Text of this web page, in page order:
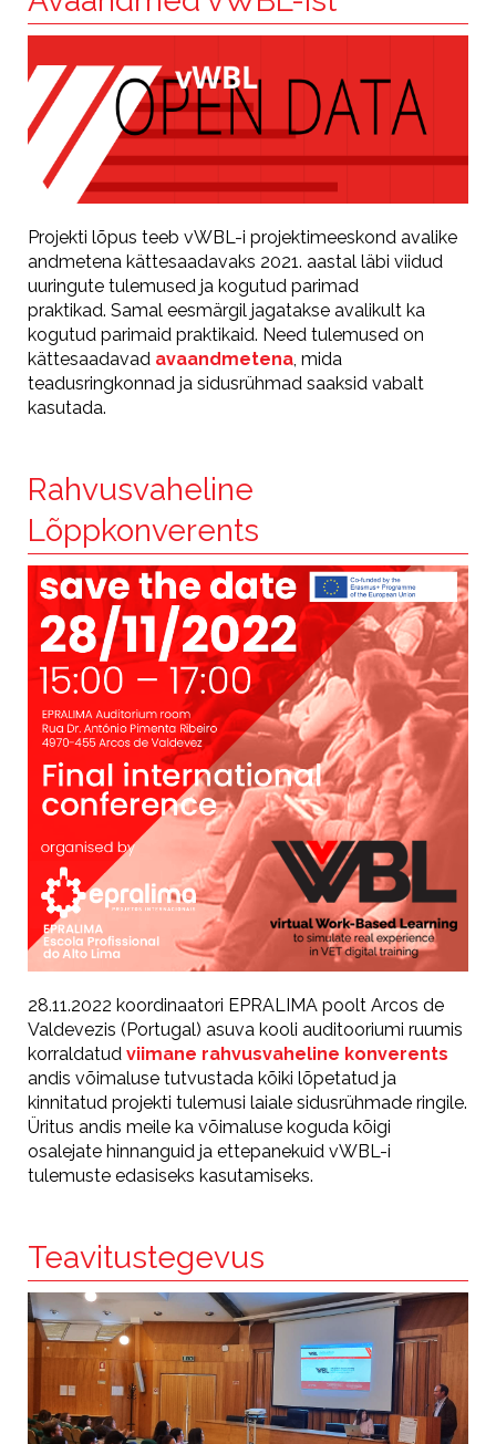
Projekti lõpus teeb vWBL-i projektimeeskond avalike
andmetena kättesaadavaks 2021. aastal läbi viidud
uuringute tulemused ja kogutud parimad
praktikad. Samal eesmärgil jagatakse avalikult ka
kogutud parimaid praktikaid. Need tulemused on
kättesaadavad avaandmetena, mida
teadusringkonnad ja sidusrühmad saaksid vabalt
kasutada.
Rahvusvaheline
Lõppkonverents
28.11.2022 koordinaatori EPRALIMA poolt Arcos de
Valdevezis (Portugal) asuva kooli auditooriumi ruumis
korraldatud viimane rahvusvaheline konverents
andis võimaluse tutvustada kõiki lõpetatud ja
kinnitatud projekti tulemusi laiale sidusrühmade ringile.
Üritus andis meile ka võimaluse koguda kõigi
osalejate hinnanguid ja ettepanekuid vWBL-i
tulemuste edasiseks kasutamiseks.
Teavitustegevus